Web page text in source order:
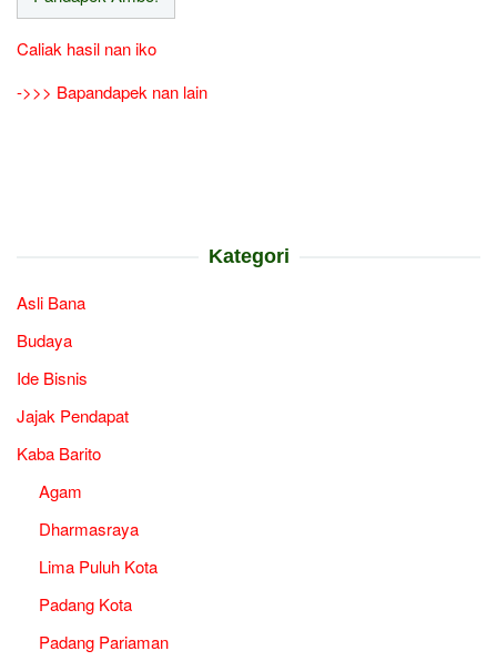
Caliak hasil nan iko
->>> Bapandapek nan lain
Kategori
Asli Bana
Budaya
Ide Bisnis
Jajak Pendapat
Kaba Barito
Agam
Dharmasraya
Lima Puluh Kota
Padang Kota
Padang Pariaman